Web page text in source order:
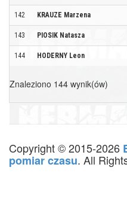
142 KRAUZE Marzena
143 PIOSIK Natasza
144 HODERNY Leon
Znaleziono 144 wynik(ów)
Copyright © 2015-2026
pomiar czasu. All